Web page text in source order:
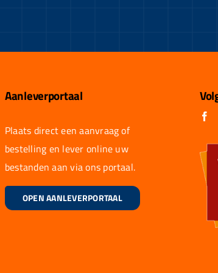
Aanleverportaal
Plaats direct een aanvraag of
bestelling en lever online uw
bestanden aan via ons portaal.
OPEN AANLEVERPORTAAL